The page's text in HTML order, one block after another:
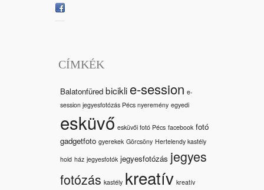
CÍMKÉK
Balatonfüred bicikli e-session e-
session jegyesfotózás Pécs nyeremény egyedi
esküvő esküvői fotó Pécs facebook fotó
gadgetfoto gyerekek Görcsöny Hertelendy kastély
hold ház jegyesfotók jegyesfotózás jegyes
fotózás kastély kreatív kreatív